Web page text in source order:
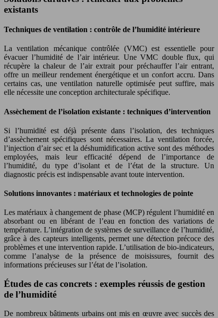
existants
Techniques de ventilation : contrôle de l’humidité intérieure
La ventilation mécanique contrôlée (VMC) est essentielle pour
évacuer l’humidité de l’air intérieur. Une VMC double flux, qui
récupère la chaleur de l’air extrait pour préchauffer l’air entrant,
offre un meilleur rendement énergétique et un confort accru. Dans
certains cas, une ventilation naturelle optimisée peut suffire, mais
elle nécessite une conception architecturale spécifique.
Assèchement de l’isolation existante : techniques d’intervention
Si l’humidité est déjà présente dans l’isolation, des techniques
d’assèchement spécifiques sont nécessaires. La ventilation forcée,
l’injection d’air sec et la déshumidification active sont des méthodes
employées, mais leur efficacité dépend de l’importance de
l’humidité, du type d’isolant et de l’état de la structure. Un
diagnostic précis est indispensable avant toute intervention.
Solutions innovantes : matériaux et technologies de pointe
Les matériaux à changement de phase (MCP) régulent l’humidité en
absorbant ou en libérant de l’eau en fonction des variations de
température. L’intégration de systèmes de surveillance de l’humidité,
grâce à des capteurs intelligents, permet une détection précoce des
problèmes et une intervention rapide. L’utilisation de bio-indicateurs,
comme l’analyse de la présence de moisissures, fournit des
informations précieuses sur l’état de l’isolation.
Études de cas concrets : exemples réussis de gestion
de l’humidité
De nombreux bâtiments urbains ont mis en œuvre avec succès des